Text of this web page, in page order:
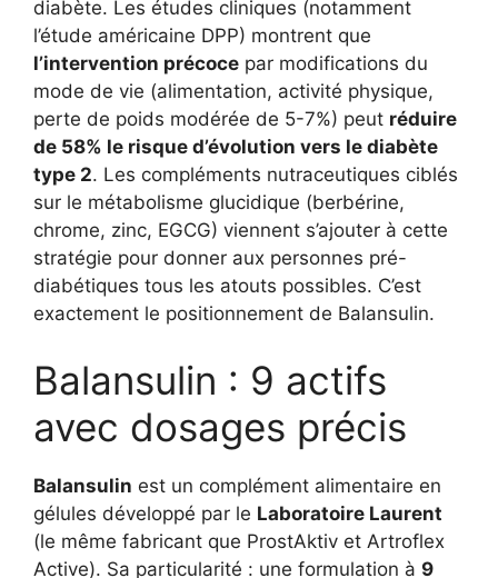
diabète. Les études cliniques (notamment
l’étude américaine DPP) montrent que
l’intervention précoce par modifications du
mode de vie (alimentation, activité physique,
perte de poids modérée de 5-7%) peut réduire
de 58% le risque d’évolution vers le diabète
type 2. Les compléments nutraceutiques ciblés
sur le métabolisme glucidique (berbérine,
chrome, zinc, EGCG) viennent s’ajouter à cette
stratégie pour donner aux personnes pré-
diabétiques tous les atouts possibles. C’est
exactement le positionnement de Balansulin.
Balansulin : 9 actifs
avec dosages précis
Balansulin est un complément alimentaire en
gélules développé par le Laboratoire Laurent
(le même fabricant que ProstAktiv et Artroflex
Active). Sa particularité : une formulation à 9